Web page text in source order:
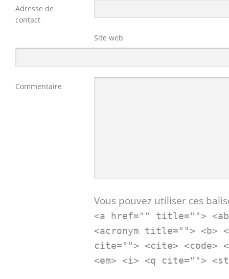
Adresse de
contact
Site web
Commentaire
Vous pouvez utiliser ces
<a href="" title="">
<acronym title=""> <b>
cite=""> <cite> <code>
<em> <i> <q cite="">